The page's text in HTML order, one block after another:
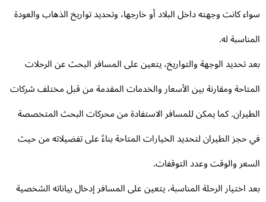
كانت وجهته داخل البلاد أو خارجها، وتحديد تواريخ الذهاب والعودة
له.
تحديد الوجهة والتواريخ، يتعين على المسافر البحث عن الرحلات
ومقارنة بين الأسعار والخدمات المقدمة من قبل مختلف شركات
كما يمكن للمسافر الاستفادة من محركات البحث المتخصصة
حجز الطيران لتحديد الخيارات المتاحة بناءً على تفضيلاته من حيث
والوقت وعدد التوقفات.
اختيار الرحلة المناسبة، يتعين على المسافر إدخال بياناته الشخصية